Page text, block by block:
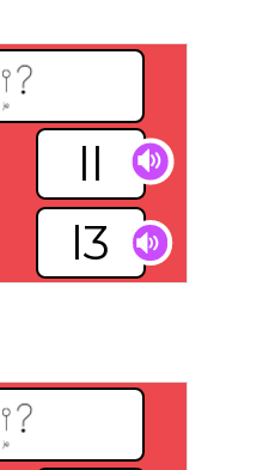
ll
l3